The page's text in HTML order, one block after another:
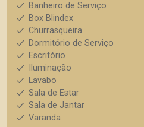
Banheiro de Serviço
Box Blindex
Churrasqueira
Dormitório de Serviço
Escritório
Iluminação
Lavabo
Sala de Estar
Sala de Jantar
Varanda